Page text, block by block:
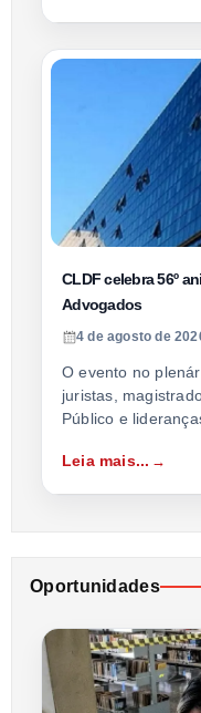
CLDF celebra 56º
Advogados
4 de agosto de
O evento no
juristas,
Público e
Leia mais...
Oportunidades